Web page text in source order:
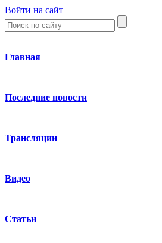
Войти на сайт
Главная
Последние новости
Трансляции
Видео
Статьи